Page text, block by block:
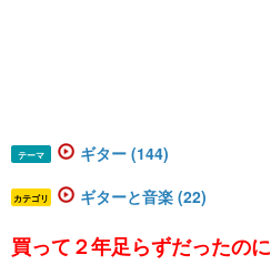
テーマ ギター (144)
カテゴリ ギターと音楽 (22)
買って２年足らずだったのに